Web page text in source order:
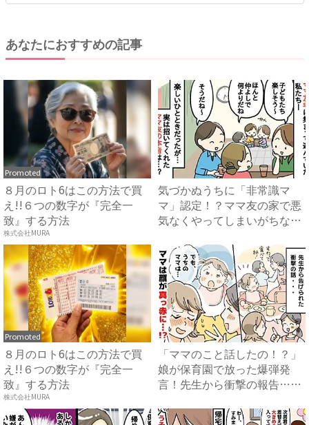
あなたにおすすめの記事
Promoted
８月のロト6はこの方法で買
え!!６つの数字が『完全一
致』する方法
株式会社MURA
気づかぬうちに「非常識マ
マ」認定！？ママ友の家で悪
気なくやってしまいがちな、
Promoted
８月のロト6はこの方法で買
え!!６つの数字が『完全一
致』する方法
株式会社MURA
「ママのこと話したの！？」
娘が保育園で放った爆弾発
言！先生から衝撃の報告…穴